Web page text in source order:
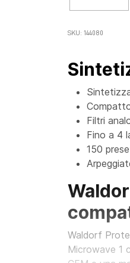
SKU: 144080
Filtri
Fino a 4
150
Waldorf
Microwave 1